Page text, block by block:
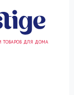
ТОВАРОВ ДЛЯ ДОМА